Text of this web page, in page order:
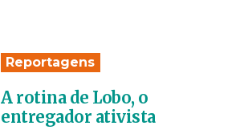
Reportagens
A rotina de Lobo, o
entregador ativista